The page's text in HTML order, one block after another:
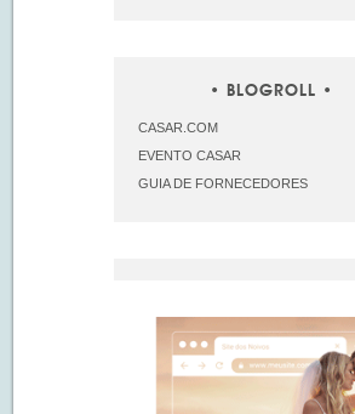
BLOGROLL
CASAR.COM
EVENTO CASAR
GUIA DE FORNECEDORES